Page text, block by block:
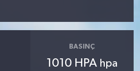
BASINÇ
1010 HPA hpa